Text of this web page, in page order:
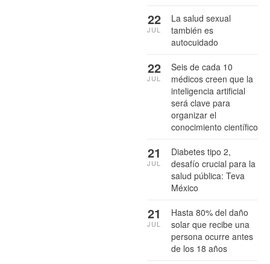
La salud sexual
también es
autocuidado
22
JUL
Seis de cada 10
médicos creen que la
inteligencia artificial
será clave para
organizar el
conocimiento científico
22
JUL
Diabetes tipo 2,
desafío crucial para la
salud pública: Teva
México
21
JUL
Hasta 80% del daño
solar que recibe una
persona ocurre antes
de los 18 años
21
JUL